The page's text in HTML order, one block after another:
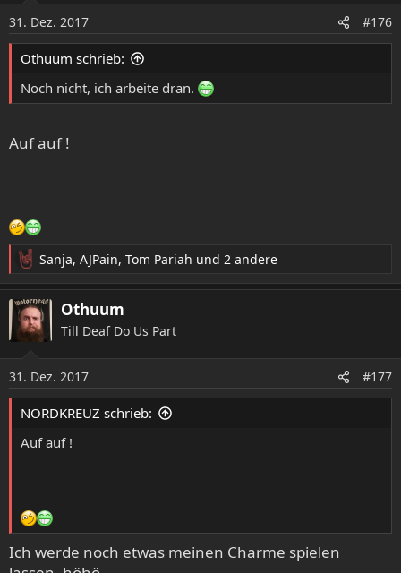
o
n
e
n
31. Dez. 2017 #176
Othuum schrieb:
Noch nicht, ich arbeite dran.
Auf auf !
R
e
a
k
o
n
e
n
Sanja, AJPain, Tom Pariah und 2 andere
Othuum
Till Deaf Do Us Part
31. Dez. 2017 #177
NORDKREUZ schrieb:
Auf auf !
Ich werde noch etwas meinen Charme spielen